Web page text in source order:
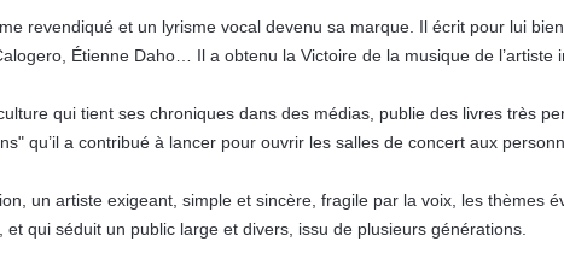
revendiqué et un lyrisme vocal devenu sa marque. Il écrit pour lui
Étienne Daho… Il a obtenu la Victoire de la musique de l’artiste
qui tient ses chroniques dans des médias, publie des livres très
qu’il a contribué à lancer pour ouvrir les salles de concert aux
un artiste exigeant, simple et sincère, fragile par la voix, les thèmes
qui séduit un public large et divers, issu de plusieurs générations.